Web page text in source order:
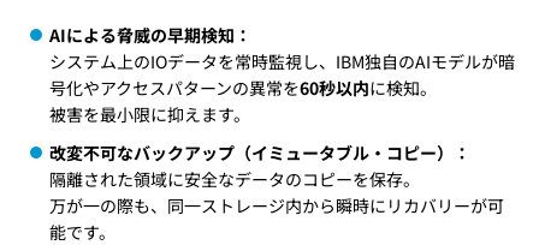
AIによる脅威の早期検知：
システム上のIOデータを常時監視し、IBM独自のAIモデルが暗
号化やアクセスパターンの異常を60秒以内に検知。
被害を最小限に抑えます。
改変不可なバックアップ（イミュータブル・コピー）：
隔離された領域に安全なデータのコピーを保存。
万が一の際も、同一ストレージ内から瞬時にリカバリーが可
能です。